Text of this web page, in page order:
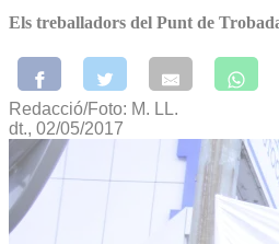
Els treballadors del Punt de
Redacció/Foto: M. LL.
dt., 02/05/2017